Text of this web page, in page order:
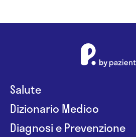
Salute
Dizionario Medico
Diagnosi e Prevenzione